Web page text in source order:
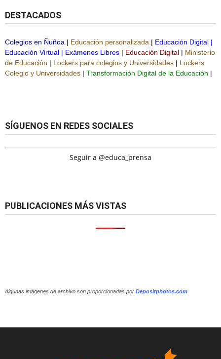
DESTACADOS
Colegios en Ñuñoa | Educación personalizada | Educación Digital |
Educación Virtual | Exámenes Libres | Educación Digital | Ministerio
de Educación | Lockers para colegios y Universidades | Lockers
Colegio y Universidades | Transformación Digital de la Educación |
SÍGUENOS EN REDES SOCIALES
Seguir a @educa_prensa
PUBLICACIONES MÁS VISTAS
Algunas imágenes de archivo son proporcionadas por Depositphotos.com